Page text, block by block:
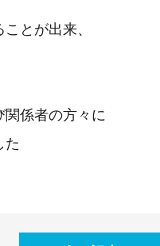
とが出来、
関係者の方々に
た